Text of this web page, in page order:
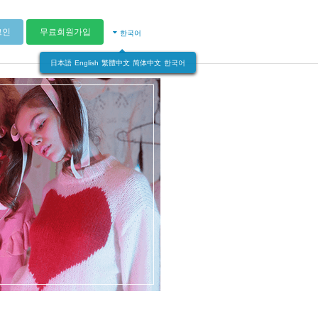
무료회원가입 한국어
日本語 English 繁體中文 简体中文 한국어